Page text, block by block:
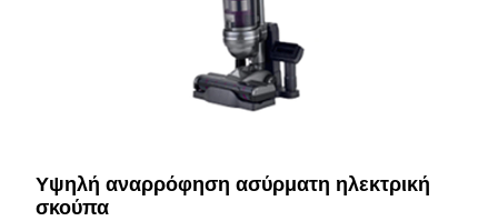
Υψηλή αναρρόφηση ασύρματη ηλεκτρική
σκούπα